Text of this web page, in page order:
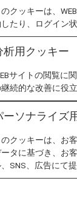
200neo ビ
のクッキーは、
たり、ログイン
析用クッキー
サイトの閲覧に
続的な改善に役立
ーソナライズ
のクッキーは、お
タに基づき、お
、SNS、広告にて